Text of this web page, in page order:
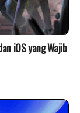
iOS yang Wajib